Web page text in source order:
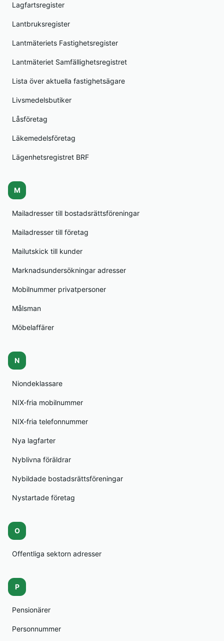
Lagfartsregister
Lantbruksregister
Lantmäteriets Fastighetsregister
Lantmäteriet Samfällighetsregistret
Lista över aktuella fastighetsägare
Livsmedelsbutiker
Låsföretag
Läkemedelsföretag
Lägenhetsregistret BRF
M
Mailadresser till bostadsrättsföreningar
Mailadresser till företag
Mailutskick till kunder
Marknadsundersökningar adresser
Mobilnummer privatpersoner
Målsman
Möbelaffärer
N
Niondeklassare
NIX-fria mobilnummer
NIX-fria telefonnummer
Nya lagfarter
Nyblivna föräldrar
Nybildade bostadsrättsföreningar
Nystartade företag
O
Offentliga sektorn adresser
P
Pensionärer
Personnummer